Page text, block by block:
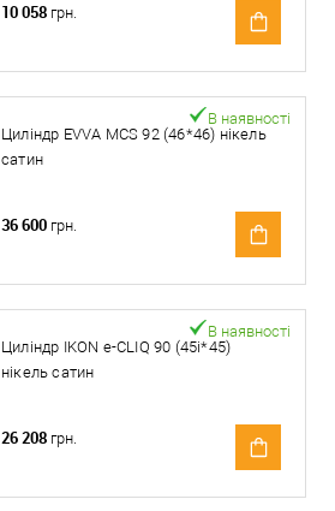
10 058 грн.
Циліндр EVVA MCS 92 (46*46) нікель
сатин
В наявності
36 600 грн.
Циліндр IKON e-CLIQ 90 (45i*45)
нікель сатин
В наявності
26 208 грн.